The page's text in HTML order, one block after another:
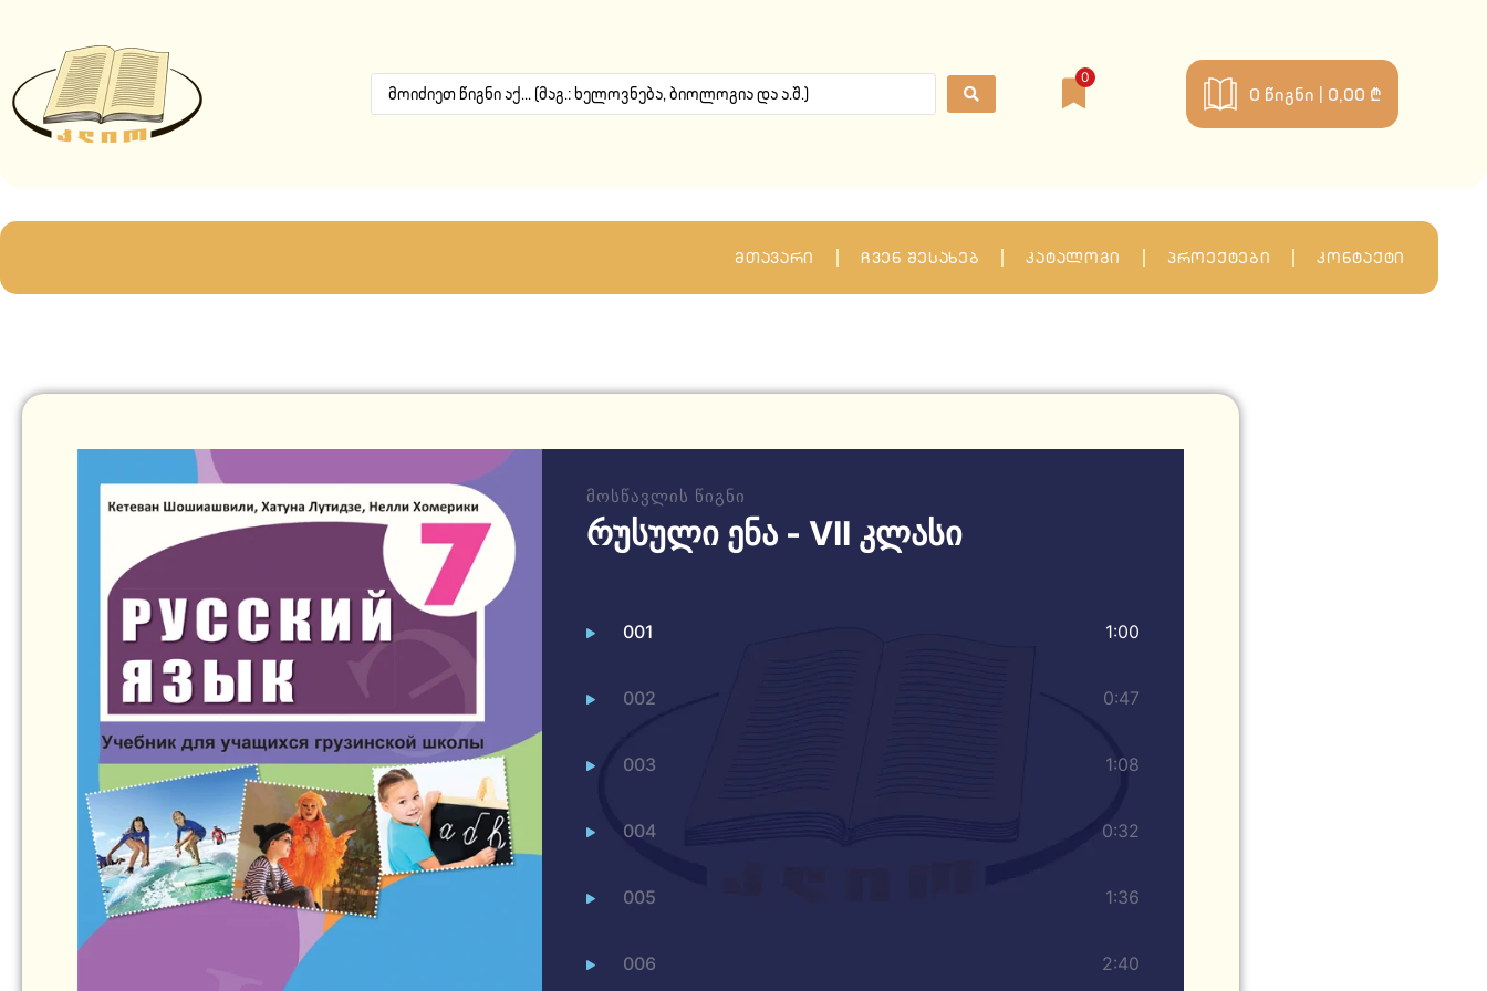
0
0 წიგნი | 0,00 ₾
მთავარი ჩვენ შესახებ კატალოგი პროექტები კონტაქტი
მოსწავლის წიგნი
რუსული ენა - VII კლასი
001 1:00
002 0:47
003 1:08
004 0:32
005 1:36
006 2:40